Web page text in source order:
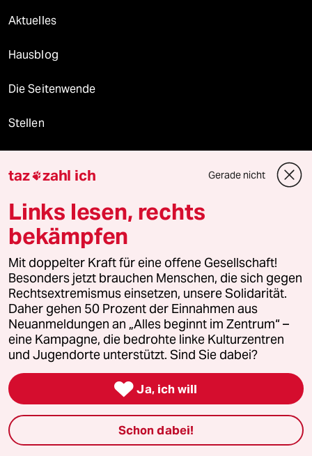
Aktuelles
Hausblog
Die Seitenwende
Stellen
Unterstützen
abo
genossenschaft
taz zahl ich
recherchefonds ausland
panterstiftung
panterpreis 2026
taz zahl ich Gerade nicht
Links lesen, rechts
bekämpfen
Mit doppelter Kraft für eine offene Gesellschaft!
Besonders jetzt brauchen Menschen, die sich gegen
Rechtsextremismus einsetzen, unsere Solidarität.
Daher gehen 50 Prozent der Einnahmen aus
Neuanmeldungen an „Alles beginnt im Zentrum“ –
eine Kampagne, die bedrohte linke Kulturzentren
und Jugendorte unterstützt. Sind Sie dabei?
 Ja, ich will
Schon dabei!